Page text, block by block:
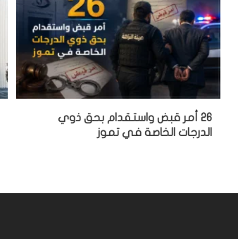
26 أمر قبض واستقدام بحق ذوي
الدرجات الخاصة في تموز